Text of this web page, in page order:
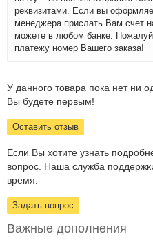
реквизитами. Если вы
менеджера прислать Вам счет
можете в любом банке.
платежу номер Вашего заказа!
У данного товара пока нет ни
Вы будете первым!
Оставить отзыв
Если Вы хотите узнать
вопрос. Наша служба
время.
Задать вопрос
Важные дополнения